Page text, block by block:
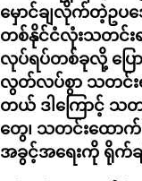
မှောင်ချလိုက်တဲ့ဥပ
တစ်နိုင်ငံလုံးသတင်
လုပ်ရပ်တစ်ခုလို့ ပြေ
လွတ်လပ်စွာ သတင်း
တယ် ဒါကြောင့် သ
တွေ၊ သတင်းထော
အခွင့်အရေးကို ရိုက်